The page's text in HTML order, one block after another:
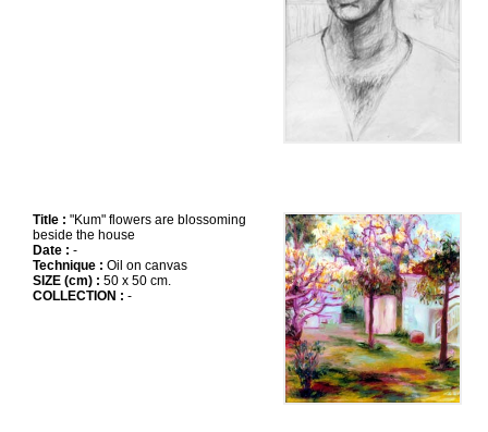
Title : "Kum" flowers are blossoming
beside the house
Date : -
Technique : Oil on canvas
SIZE (cm) : 50 x 50 cm.
COLLECTION : -